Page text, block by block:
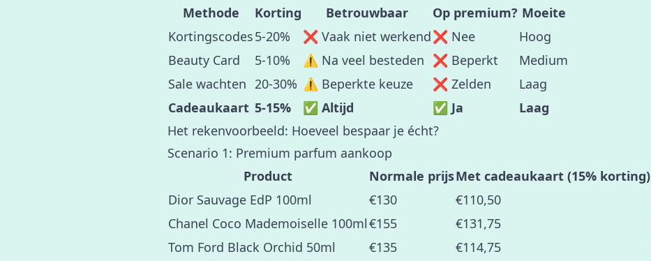
Methode
Korting Betrouwbaar Op premium? Moeite
Kortingscodes5-20% ❌ Vaak niet werkend❌ Nee
Hoog
Beauty Card
5-10% ⚠️ Na veel besteden ❌ Beperkt
Medium
Sale wachten 20-30% ⚠️ Beperkte keuze ❌ Zelden
Laag
Cadeaukaart 5-15% ✅ Altijd ✅ Ja
Laag
Het rekenvoorbeeld: Hoeveel bespaar je écht?
Scenario 1: Premium parfum aankoop
Product
Normale prijsMet cadeaukaart (15% korting)
Dior Sauvage EdP 100ml
€130 €110,50
Chanel Coco Mademoiselle 100ml€155 €131,75
Tom Ford Black Orchid 50ml
€135 €114,75